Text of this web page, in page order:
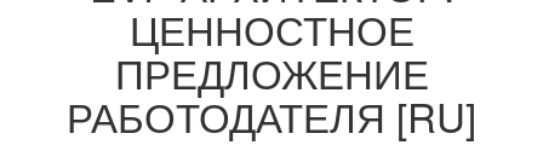
ЦЕННОСТНОЕ
ПРЕДЛОЖЕНИЕ
РАБОТОДАТЕЛЯ [RU]